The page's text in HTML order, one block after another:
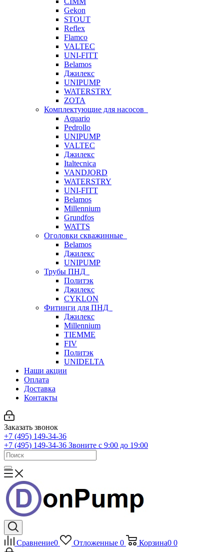
Gekon
STOUT
Reflex
Flamco
VALTEC
UNI-FITT
Belamos
Джилекс
UNIPUMP
WATERSTRY
ZOTA
Комплектующие для насосов
Aquario
Pedrollo
UNIPUMP
VALTEC
Джилекс
Italtecnica
VANDJORD
WATERSTRY
UNI-FITT
Belamos
Millennium
Grundfos
WATTS
Оголовки скважинные
Belamos
Джилекс
UNIPUMP
Трубы ПНД
Политэк
Джилекс
CYKLON
Фитинги для ПНД
Джилекс
Millennium
TIEMME
FIV
Политэк
UNIDELTA
Наши акции
Оплата
Доставка
Контакты
Заказать звонок
+7 (495) 149-34-36
+7 (495) 149-34-36 Звоните с 9:00 до 19:00
Сравнение0 Отложенные 0 Корзина0 0